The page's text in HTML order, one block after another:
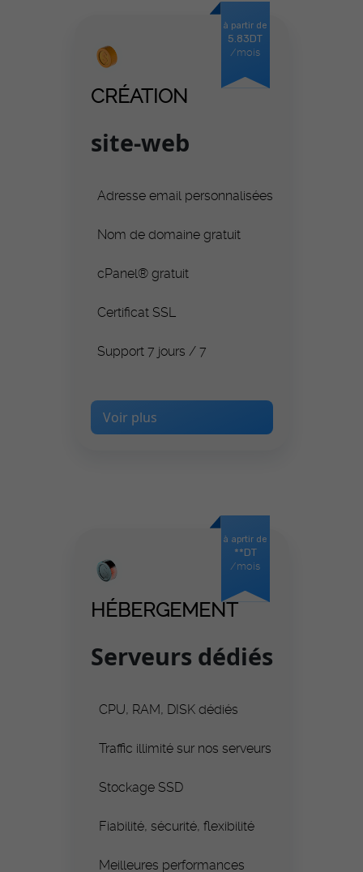
à partir de
5.83DT
/mois
CRÉATION
site-web
Adresse email personnalisées
Nom de domaine gratuit
cPanel® gratuit
Certificat SSL
Support 7 jours / 7
Voir plus
à aprtir de
**DT
/mois
HÉBERGEMENT
Serveurs dédiés
CPU, RAM, DISK dédiés
Traffic illimité sur nos serveurs
Stockage SSD
Fiabilité, sécurité, flexibilité
Meilleures performances